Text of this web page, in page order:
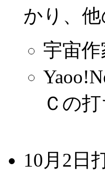
かり、
宇宙
Ｃの
10月2日